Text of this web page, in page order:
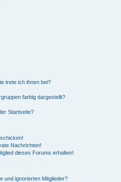
trete ich ihnen bei?
farbig dargestellt?
Startseite?
Nachrichten!
dieses Forums erhalten!
und ignorierten Mitglieder?